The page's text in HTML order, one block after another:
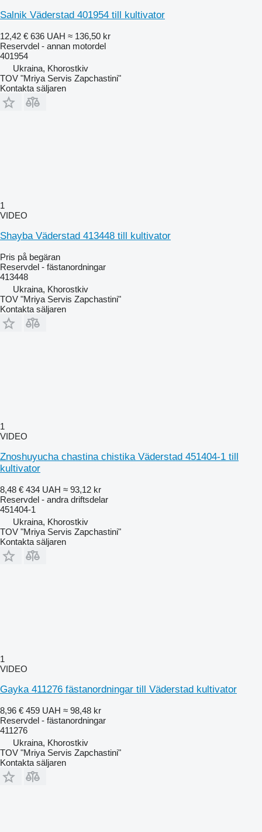
Salnik Väderstad 401954 till kultivator
12,42 € 636 UAH ≈ 136,50 kr
Reservdel - annan motordel
401954
Ukraina, Khorostkiv
TOV "Mriya Servis Zapchastini"
Kontakta säljaren
1
VIDEO
Shayba Väderstad 413448 till kultivator
Pris på begäran
Reservdel - fästanordningar
413448
Ukraina, Khorostkiv
TOV "Mriya Servis Zapchastini"
Kontakta säljaren
1
VIDEO
Znoshuyucha chastina chistika Väderstad 451404-1 till
kultivator
8,48 € 434 UAH ≈ 93,12 kr
Reservdel - andra driftsdelar
451404-1
Ukraina, Khorostkiv
TOV "Mriya Servis Zapchastini"
Kontakta säljaren
1
VIDEO
Gayka 411276 fästanordningar till Väderstad kultivator
8,96 € 459 UAH ≈ 98,48 kr
Reservdel - fästanordningar
411276
Ukraina, Khorostkiv
TOV "Mriya Servis Zapchastini"
Kontakta säljaren